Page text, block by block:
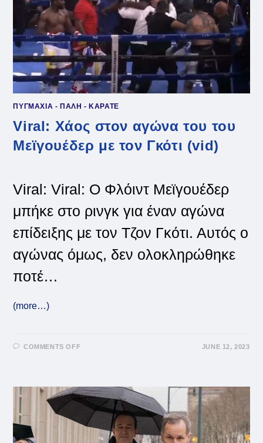
ΠΥΓΜΑΧΙΑ - ΠΑΛΗ - ΚΑΡΑΤΕ
Viral: Χάος στον αγώνα του του
Μεϊγουέδερ με τον Γκότι (vid)
Viral: Viral: Ο Φλόιντ Μεϊγουέδερ
μπήκε στο ρινγκ για έναν αγώνα
επίδειξης με τον Τζον Γκότι. Αυτός ο
αγώνας όμως, δεν ολοκληρώθηκε
ποτέ…
(more…)
COMMENTS OFF
ΤΟΥ
ΤΟΥ
ΜΕΪΓΟΥΈΔΕΡ
ΜΕ
ΤΟΝ
ΓΚΌΤΙ
(VID)
JUNE 12, 2023